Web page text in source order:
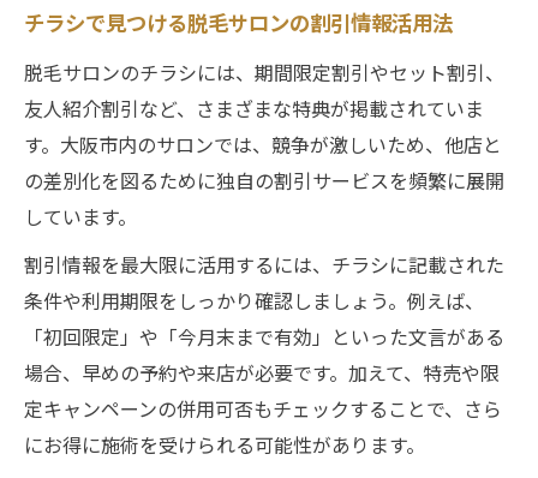
チラシで見つける脱毛サロンの割引情報活用法
脱毛サロンのチラシには、期間限定割引やセット割引、
友人紹介割引など、さまざまな特典が掲載されていま
す。大阪市内のサロンでは、競争が激しいため、他店と
の差別化を図るために独自の割引サービスを頻繁に展開
しています。
割引情報を最大限に活用するには、チラシに記載された
条件や利用期限をしっかり確認しましょう。例えば、
「初回限定」や「今月末まで有効」といった文言がある
場合、早めの予約や来店が必要です。加えて、特売や限
定キャンペーンの併用可否もチェックすることで、さら
にお得に施術を受けられる可能性があります。